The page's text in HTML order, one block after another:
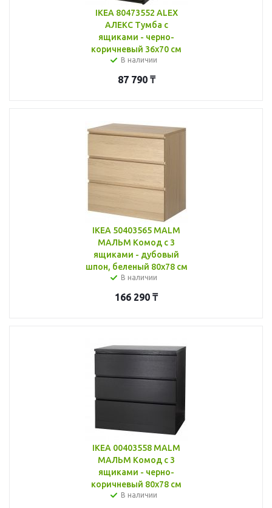
IKEA 80473552 ALEX
АЛЕКС Тумба с
ящиками - черно-
коричневый 36x70 см
В наличии
87 790₸
IKEA 50403565 MALM
МАЛЬМ Комод с 3
ящиками - дубовый
шпон, беленый 80x78 см
В наличии
166 290 ₸
IKEA 00403558 MALM
МАЛЬМ Комод с 3
ящиками - черно-
коричневый 80x78 см
В наличии